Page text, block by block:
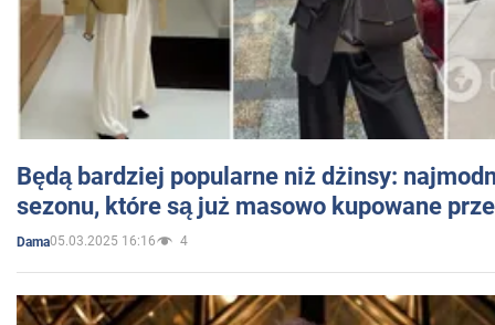
Będą bardziej popularne niż dżinsy:
sezonu, które są już masowo kupowane
Dama05.03.2025 16:16 4